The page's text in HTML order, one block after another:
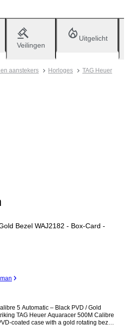
Veilingen
Uitgelicht
aanstekers Horloges
TAG Heuer
Bezel WAJ2182 - Box-Card -
5 Automatic – Black PVD / Gold
coated case with a gold rotating bezel.